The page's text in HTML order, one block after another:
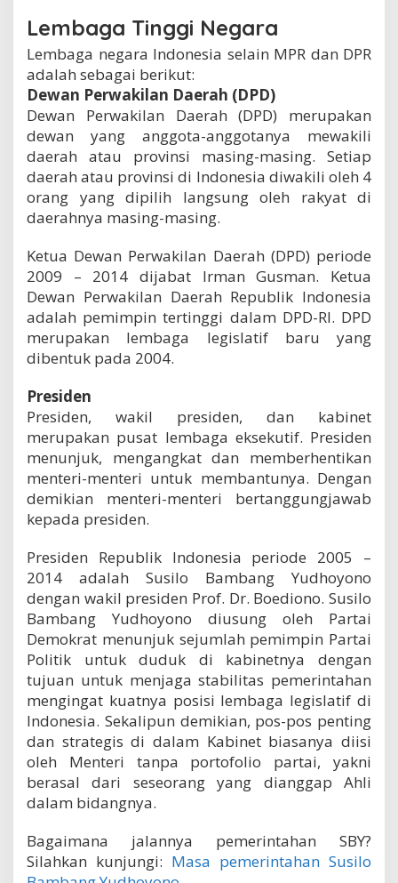
Lembaga Tinggi Negara
Lembaga negara Indonesia selain MPR dan DPR
adalah sebagai berikut:
Dewan Perwakilan Daerah (DPD)
Dewan Perwakilan Daerah (DPD) merupakan
dewan yang anggota-anggotanya mewakili
daerah atau provinsi masing-masing. Setiap
daerah atau provinsi di Indonesia diwakili oleh 4
orang yang dipilih langsung oleh rakyat di
daerahnya masing-masing.
Ketua Dewan Perwakilan Daerah (DPD) periode
2009 – 2014 dijabat Irman Gusman. Ketua
Dewan Perwakilan Daerah Republik Indonesia
adalah pemimpin tertinggi dalam DPD-Rl. DPD
merupakan lembaga legislatif baru yang
dibentuk pada 2004.
Presiden
Presiden, wakil presiden, dan kabinet
merupakan pusat lembaga eksekutif. Presiden
menunjuk, mengangkat dan memberhentikan
menteri-menteri untuk membantunya. Dengan
demikian menteri-menteri bertanggungjawab
kepada presiden.
Presiden Republik Indonesia periode 2005 –
2014 adalah Susilo Bambang Yudhoyono
dengan wakil presiden Prof. Dr. Boediono. Susilo
Bambang Yudhoyono diusung oleh Partai
Demokrat menunjuk sejumlah pemimpin Partai
Politik untuk duduk di kabinetnya dengan
tujuan untuk menjaga stabilitas pemerintahan
mengingat kuatnya posisi lembaga legislatif di
Indonesia. Sekalipun demikian, pos-pos penting
dan strategis di dalam Kabinet biasanya diisi
oleh Menteri tanpa portofolio partai, yakni
berasal dari seseorang yang dianggap Ahli
dalam bidangnya.
Bagaimana jalannya pemerintahan SBY?
Silahkan kunjungi: Masa pemerintahan Susilo